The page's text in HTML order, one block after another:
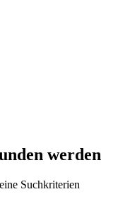
werden
Suchkriterien